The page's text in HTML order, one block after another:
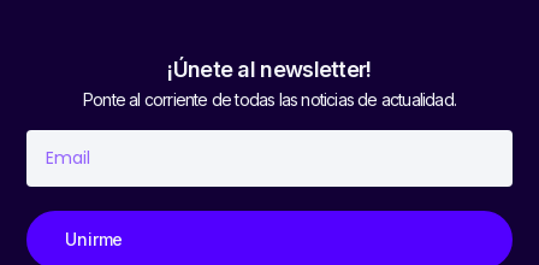
¡Únete al newsletter!
Ponte al corriente de todas las noticias de actualidad.
Unirme